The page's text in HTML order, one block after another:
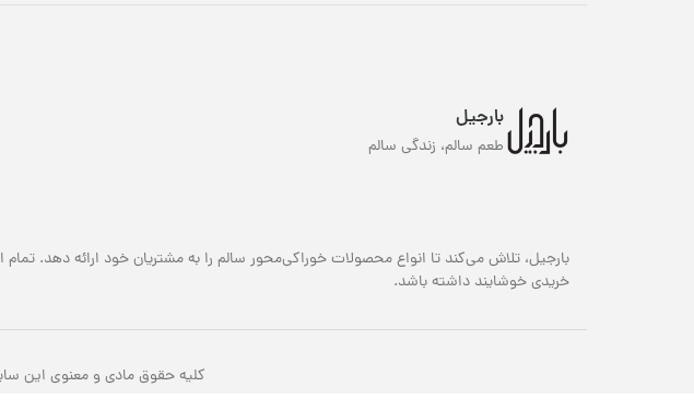
بارجیل
طعم سالم، زندگی سالم
بارجیل، تلاش می‌کند تا انواع محصولات خوراکی‌محور سالم را به مشتریان خود ارائه دهد.
خریدی خوشایند داشته باشد.
کلیه حقوق مادی و معنوی این